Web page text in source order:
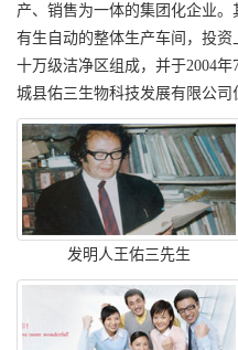
产、销售为一体的集团化企业
有生自动的整体生产车间，投
十万级洁净区组成，并于2004
城县佑三生物科技发展有限公司
发明人王佑三先生